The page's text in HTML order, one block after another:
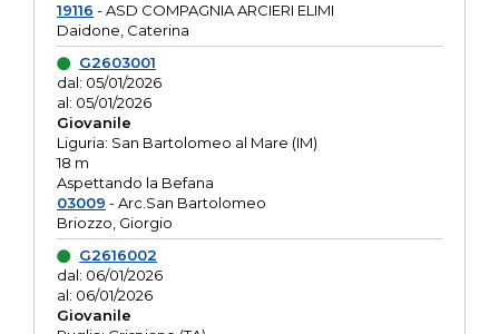
19116 - ASD COMPAGNIA ARCIERI ELIMI
Daidone, Caterina
G2603001
dal: 05/01/2026
al: 05/01/2026
Giovanile
Liguria: San Bartolomeo al Mare (IM)
18 m
Aspettando la Befana
03009 - Arc.San Bartolomeo
Briozzo, Giorgio
G2616002
dal: 06/01/2026
al: 06/01/2026
Giovanile